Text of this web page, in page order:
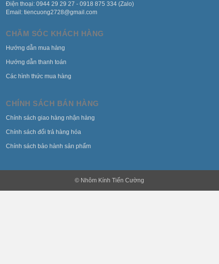
Điện thoại: 0944 29 29 27 - 0918 875 334 (Zalo)
Email: tiencuong2728@gmail.com
CHĂM SÓC KHÁCH HÀNG
Hướng dẫn mua hàng
Hướng dẫn thanh toán
Các hình thức mua hàng
CHÍNH SÁCH BÁN HÀNG
Chính sách giao hàng nhận hàng
Chính sách đổi trả hàng hóa
Chính sách bảo hành sản phẩm
© Nhôm Kính Tiến Cường